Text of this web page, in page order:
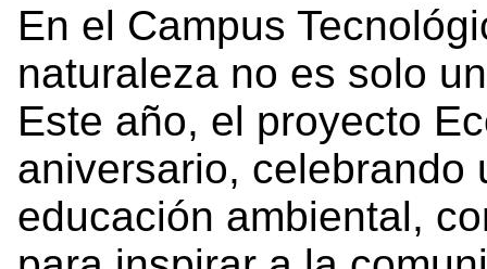
En el Campus
naturaleza no es solo
Este año, el proyecto
aniversario, celebrando
educación ambiental,